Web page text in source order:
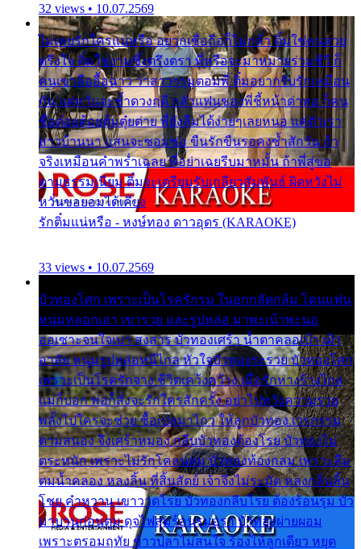
32 views • 10.07.2569
ไม่เคยรักใครแน่หรือ อยากเชื่อถือก็ไม่กล้า ติ๋มใช่คนสวย
ตรึงใจ ติ๋มใช่งามซึ้งตรึงตรา พี่หรือจะมาหมายร่วมชีวี ก็
คนเขาลืออื้อฉาว ว่าสาวๆรุมตอมพี่ ติ๋มอยากรับรักเหมือน
กัน แต่หวั่นจะช้ำดวงฤดี กลัวแฟนของพี่ชี้หน้าด่าทอ ก็คน
ชื่อต๋อยต้อยตุ้มตุ๋ยต่าย พี่ยังลืมได้ง่ายๆเลยหนอ แค่ตัวเรา
สาวบ้านนา แสนจะซอมซ่อ ขืนรักขืนรอคงช้ำสักวัน ถ้า
จริงเหมือนคำพร่ำเฉลย พี่อย่าเฉยรีบมาหมั้น ถ้าพี่สู่ขอ
ตามธรรมเนียม ติ๋มจะเตรียมรับเกลียวสัมพันธ์ ผิดหวังไม่
หวั่นขอยอมได้เคียง
รักติ๋มแน่หรือ - หงษ์ทอง ดาวอุดร (KARAOKE)
33 views • 10.07.2569
บัวทองโศก เพราะเป็นโรครักรุม ในอกกลัดกลุ้ม โดนแฟน
หนุ่มหลอกเอา เขารวย และรูปหล่อ มาพะเน้าพะนอ
ออเซาะจนใจเบา สงสาร บัวทองเศร้า น้ำตาคลอเบ้า เฝ้า
อาลัย หนุ่มรูปหล่อหนีไกล หัวใจบัวทองระรวย บัวทองโศก
เพราะเป็นโรครักจาง ชีวิตเคว้งคว้าง เมื่อรักห่างร้างไกล
แม่ก็บอก พ่อก็สั่งจะรักใครสักครั้ง อย่าไปหวังความรวย
พลั้งไปใครจะช่วย ซื้อเปลมาไกว ให้ลูกบัวทอง เวรกรรม
ตามสนอง จึงเศร้าหมอง กลีบบัวทองต้องโรย บัวทองไม่
ตระหนัก เพราะไม่รักโคลนตม บัวทองท้องกลม เพราะลืม
ตมน้ำคลอง หลงลิ้น ที่สิ้นสัตย์ เจ้าจึงไม่ระมัด หลงกลิ่นลิ้น
โชย คำหวาน เขาวาดโรย บัวทองกลีบโรย ต้องร้อนรุม บัว
มาบานก่อนตูม ดุจไฟสุมร้อนรุมอุรา บัวทองผ่ายผอม
เพราะตรอมฤทัย ข้าวปลาไม่สนใจ ร้องไห้ลูกเดียว หยุด